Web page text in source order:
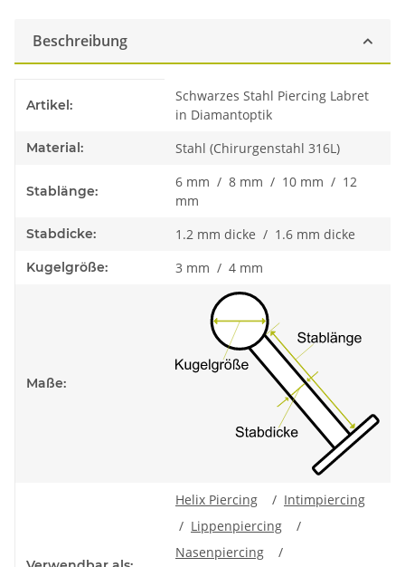
Beschreibung
Artikel:
Schwarzes Stahl Piercing Labret
in Diamantoptik
Material: Stahl (Chirurgenstahl 316L)
Stablänge:
6 mm / 8 mm / 10 mm / 12
mm
Stabdicke: 1.2 mm dicke / 1.6 mm dicke
Kugelgröße: 3 mm / 4 mm
Maße:
Helix Piercing / Intimpiercing
/ Lippenpiercing
/
Nasenpiercing
/